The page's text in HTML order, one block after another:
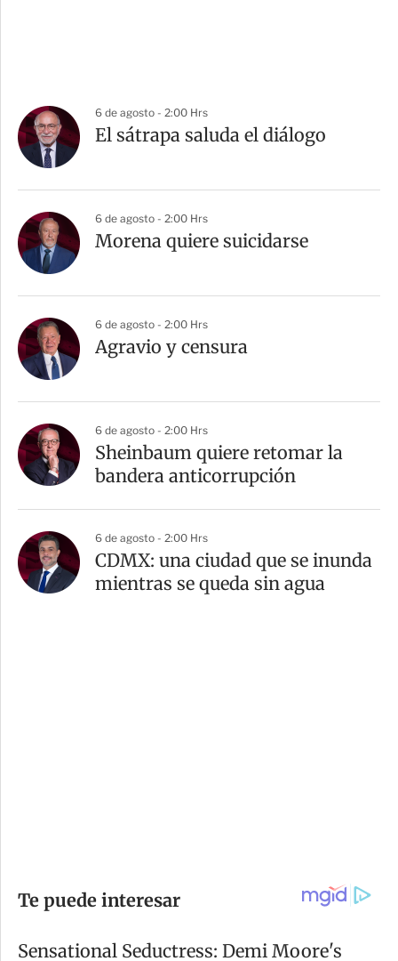
6 de agosto - 2:00 Hrs
El sátrapa saluda el diálogo
6 de agosto - 2:00 Hrs
Morena quiere suicidarse
6 de agosto - 2:00 Hrs
Agravio y censura
6 de agosto - 2:00 Hrs
Sheinbaum quiere retomar la
bandera anticorrupción
6 de agosto - 2:00 Hrs
CDMX: una ciudad que se inunda
mientras se queda sin agua